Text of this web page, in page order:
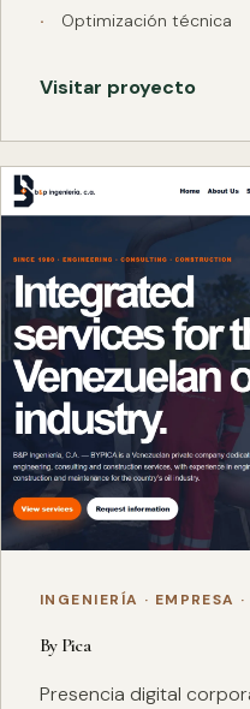
Optimización técnica
Visitar proyecto
INGENIERÍA · EMPRESA ·
By Pica
Presencia digital